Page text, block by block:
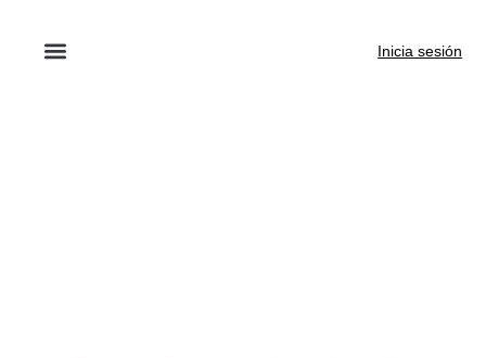
Inicia sesión